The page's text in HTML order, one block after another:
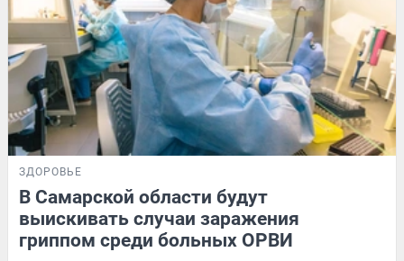
ЗДОРОВЬЕ
В Самарской области будут
выискивать случаи заражения
гриппом среди больных ОРВИ